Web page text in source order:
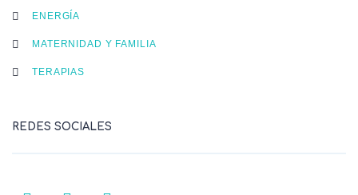
ENERGÍA
MATERNIDAD Y FAMILIA
TERAPIAS
REDES SOCIALES